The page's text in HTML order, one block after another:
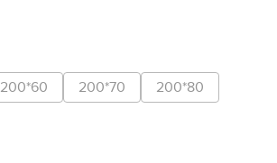
200*60 200*70
200*80